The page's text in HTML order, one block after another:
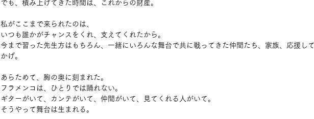
でも、積み上げてきた時間は、これからの財産。
私がここまで来られたのは、
いつも誰かがチャンスをくれ、支えてくれたから。
今まで習った先生方はもちろん、一緒にいろんな舞台で共に戦ってきた仲間たち、家族、応援し
かげ。
あらためて、胸の奥に刻まれた。
フラメンコは、ひとりでは踊れない。
ギターがいて、カンテがいて、仲間がいて、見てくれる人がいて。
そうやって舞台は生まれる。